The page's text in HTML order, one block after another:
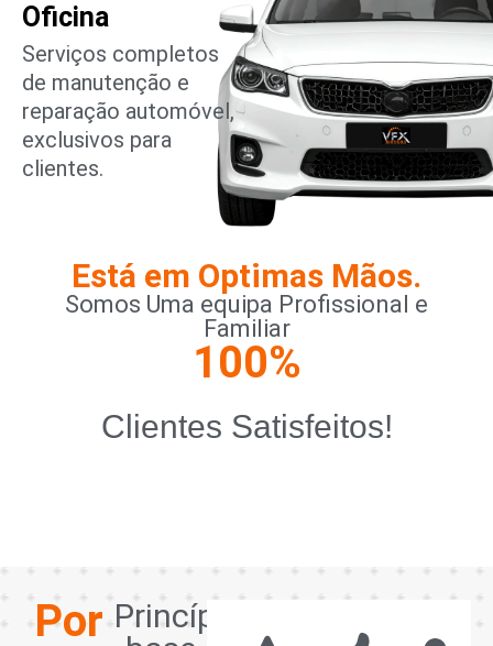
Oficina
Serviços completos
de manutenção e
reparação automóvel,
exclusivos para
clientes.
Está em Optimas Mãos.
Somos Uma equipa Profissional e
Familiar
Clientes Satisfeitos!
100%
Por Princípios